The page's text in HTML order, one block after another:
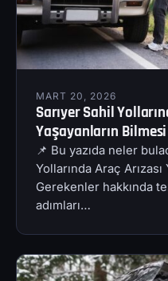
MART 20, 2026
Sarıyer Sahil
Yaşayanların
📌 Bu yazıda neler
Yollarında Araç
Gerekenler hakkında
adımları…